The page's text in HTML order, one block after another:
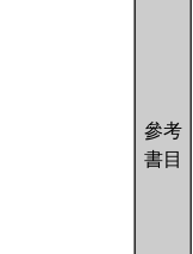
參考
書目